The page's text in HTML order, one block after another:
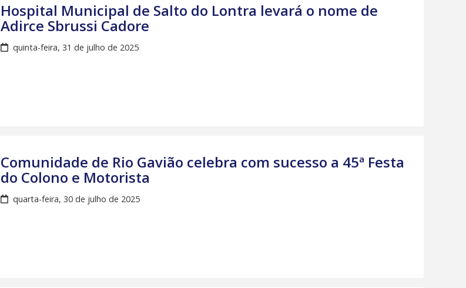
Hospital Municipal de Salto do Lontra levará o nome de
Adirce Sbrussi Cadore
quinta-feira, 31 de julho de 2025
Comunidade de Rio Gavião celebra com sucesso a 45ª Festa
do Colono e Motorista
quarta-feira, 30 de julho de 2025